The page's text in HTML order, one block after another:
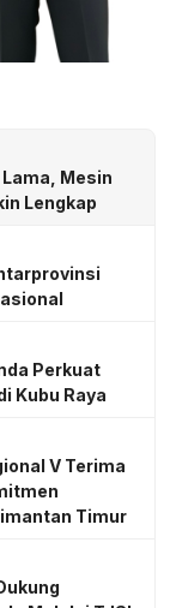
Mesin
Lengkap
Perkuat
Kubu Raya
V Terima
Timur